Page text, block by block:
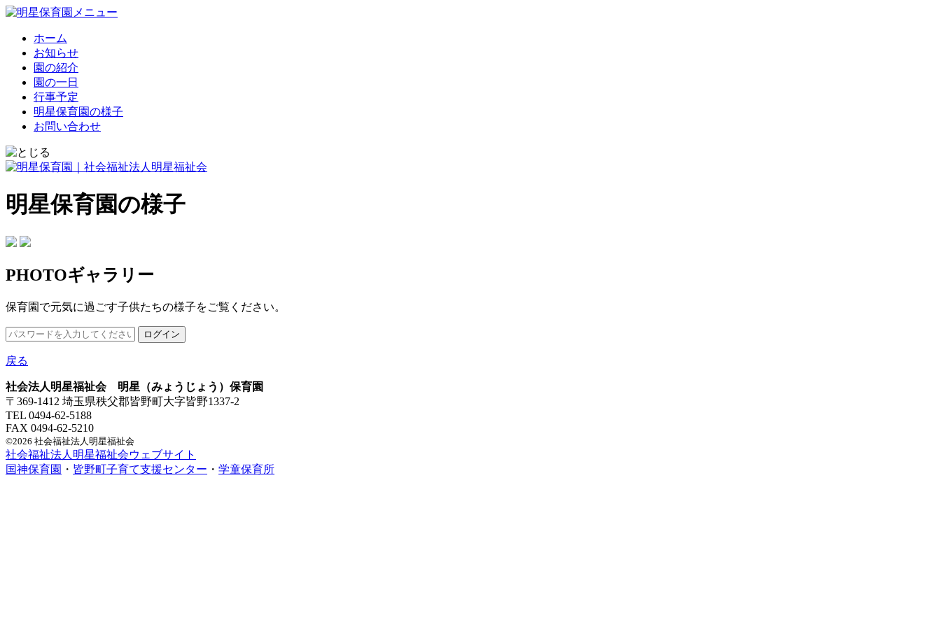
ホーム
お知らせ
園の紹介
園の一日
行事予定
明星保育園の様子
お問い合わせ
明星保育園の様子
PHOTOギャラリー
保育園で元気に過ごす子供たちの様子をご覧ください。
戻る
社会法人明星福祉会 明星（みょうじょう）保育園
〒369-1412 埼玉県秩父郡皆野町大字皆野1337-2
TEL 0494-62-5188
FAX 0494-62-5210
©2026 社会福祉法人明星福祉会
社会福祉法人明星福祉会ウェブサイト
国神保育園 ・ 皆野町子育て支援センター ・ 学童保育所